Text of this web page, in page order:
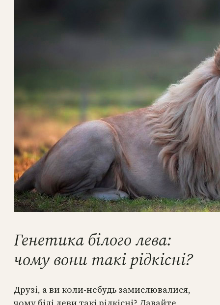
Генетика білого лева:
чому вони такі рідкісні?
Друзі, а ви коли-небудь замислювалися,